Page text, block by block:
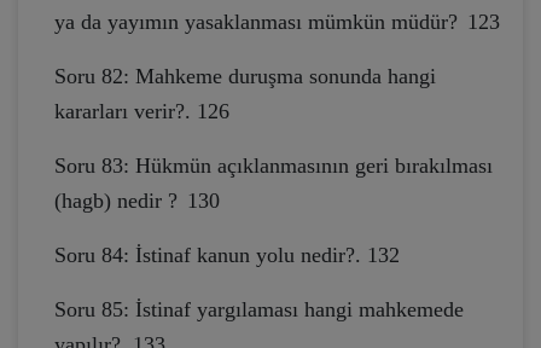
ya da yayımın yasaklanması mümkün müdür? 123
Soru 82: Mahkeme duruşma sonunda hangi
kararları verir?. 126
Soru 83: Hükmün açıklanmasının geri bırakılması
(hagb) nedir ? 130
Soru 84: İstinaf kanun yolu nedir?. 132
Soru 85: İstinaf yargılaması hangi mahkemede